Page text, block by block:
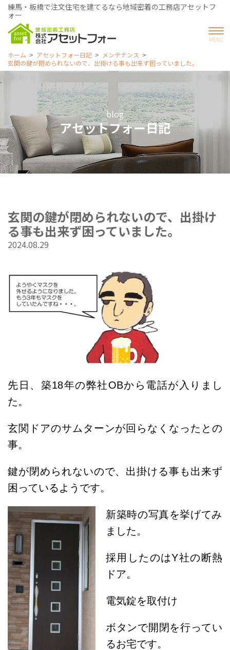
練馬・板橋で注文住宅を建てるなら地域密着の工務店アセットフ
ォー
ホーム アセットフォー日記
メンテナンス
玄関の鍵が閉められないので、出掛ける事も出来ず困っていました。
blog
アセットフォー日記
玄関の鍵が閉められないので、出掛け
る事も出来ず困っていました。
2024.08.29
先日、築18年の弊社OBから電話が入りまし
た。
玄関ドアのサムターンが回らなくなったとの
事。
鍵が閉められないので、出掛ける事も出来ず
困っているようです。
新築時の写真を挙げてみ
ました。
採用したのはY社の断熱
ドア。
電気錠を取付け
ボタンで開閉を行ってい
るお宅です。